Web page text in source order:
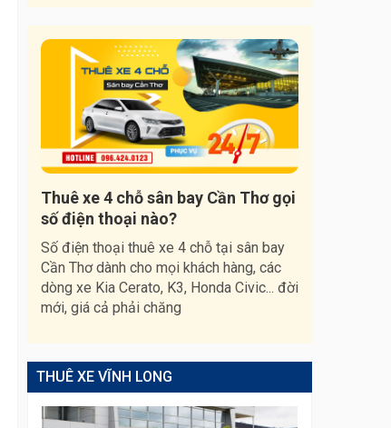
Thuê xe 4 chỗ sân bay Cần Thơ gọi
số điện thoại nào?
Số điện thoại thuê xe 4 chỗ tại sân bay
Cần Thơ dành cho mọi khách hàng, các
dòng xe Kia Cerato, K3, Honda Civic... đời
mới, giá cả phải chăng
THUÊ XE VĨNH LONG